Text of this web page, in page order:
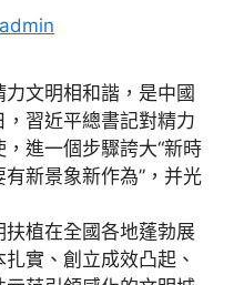
admin
力文明相和諧，是中國
習近平總書記對精力
進一個步驟誇大“新時
新景象新作為”，并光
植在全國各地蓬勃展
實、創立成效凸起、